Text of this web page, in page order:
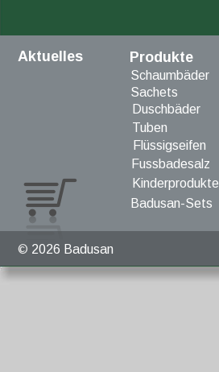
Aktuelles Produkte
Schaumbäder
Duschbäder
Flüssigseifen
Fussbadesalz
Kinderprodukte
Badusan-Sets
© 2026 Badusan
Sachets
Tuben